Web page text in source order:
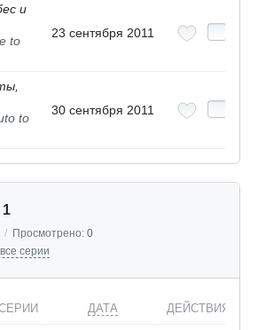
и
to
23 сентября 2011
to
30 сентября 2011
/ Просмотрено: 0
серии
ДАТА ДЕЙСТВИЯ